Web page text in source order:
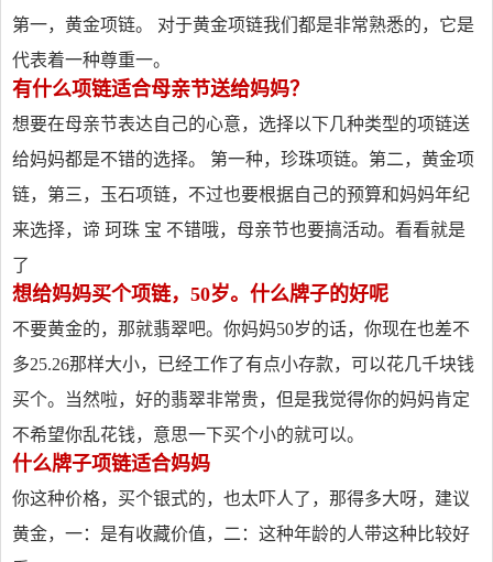
第一，黄金项链。 对于黄金项链我们都是非常熟悉的，它是
代表着一种尊重一。
有什么项链适合母亲节送给妈妈？
想要在母亲节表达自己的心意，选择以下几种类型的项链送
给妈妈都是不错的选择。 第一种，珍珠项链。第二，黄金项
链，第三，玉石项链，不过也要根据自己的预算和妈妈年纪
来选择，谛 珂珠 宝 不错哦，母亲节也要搞活动。看看就是
了
想给妈妈买个项链，50岁。什么牌子的好呢
不要黄金的，那就翡翠吧。你妈妈50岁的话，你现在也差不
多25.26那样大小，已经工作了有点小存款，可以花几千块钱
买个。当然啦，好的翡翠非常贵，但是我觉得你的妈妈肯定
不希望你乱花钱，意思一下买个小的就可以。
什么牌子项链适合妈妈
你这种价格，买个银式的，也太吓人了，那得多大呀，建议
黄金，一：是有收藏价值，二：这种年龄的人带这种比较好